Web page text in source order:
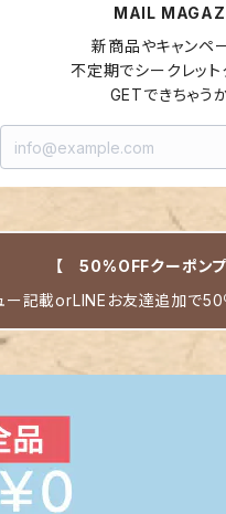
MAIL
新商品やキャンペ
不定期でシークレット
GETできちゃう
【 50%OFFクーポン
記載orLINEお友達追加で50